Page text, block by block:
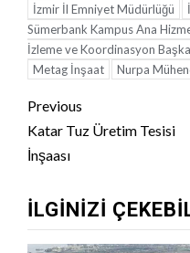
İzmir İl Emniyet Müdürlüğü
Sümerbank Kampus Ana
İzleme ve Koordinasyon
Metag İnşaat
Nurpa
Continue
Reading
Previous
Katar Tuz Üretim Tesisi
İnşaası
İLGINIZI